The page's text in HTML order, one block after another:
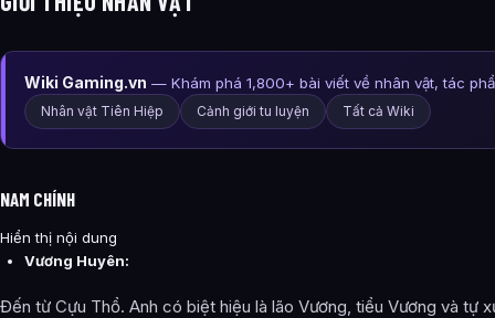
Wiki Gaming.vn — Khám phá 1,800+ bài viết về nhân vật, tác
Nhân vật Tiên Hiệp Cảnh giới tu luyện Tất cả Wiki
NAM CHÍNH
Hiển thị nội dung
Vương Huyên:
Đến từ Cựu Thổ. Anh có biệt hiệu là lão Vương, tiểu Vương và tự